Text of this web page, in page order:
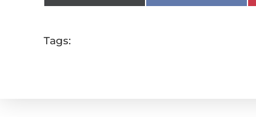
Tags: